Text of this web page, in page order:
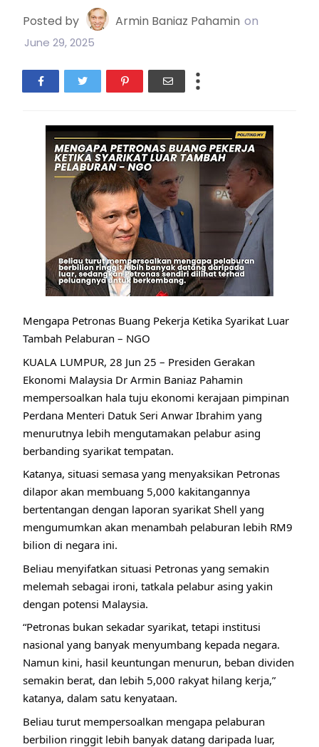
Posted by Armin Baniaz Pahamin on
June 29, 2025
Mengapa Petronas Buang Pekerja Ketika Syarikat Luar
Tambah Pelaburan – NGO
KUALA LUMPUR, 28 Jun 25 – Presiden Gerakan
Ekonomi Malaysia Dr Armin Baniaz Pahamin
mempersoalkan hala tuju ekonomi kerajaan pimpinan
Perdana Menteri Datuk Seri Anwar Ibrahim yang
menurutnya lebih mengutamakan pelabur asing
berbanding syarikat tempatan.
Katanya, situasi semasa yang menyaksikan Petronas
dilapor akan membuang 5,000 kakitangannya
bertentangan dengan laporan syarikat Shell yang
mengumumkan akan menambah pelaburan lebih RM9
bilion di negara ini.
Beliau menyifatkan situasi Petronas yang semakin
melemah sebagai ironi, tatkala pelabur asing yakin
dengan potensi Malaysia.
“Petronas bukan sekadar syarikat, tetapi institusi
nasional yang banyak menyumbang kepada negara.
Namun kini, hasil keuntungan menurun, beban dividen
semakin berat, dan lebih 5,000 rakyat hilang kerja,”
katanya, dalam satu kenyataan.
Beliau turut mempersoalkan mengapa pelaburan
berbilion ringgit lebih banyak datang daripada luar,